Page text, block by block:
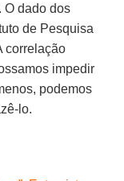
O dado dos
de Pesquisa
correlação
impedir
podemos
lo.